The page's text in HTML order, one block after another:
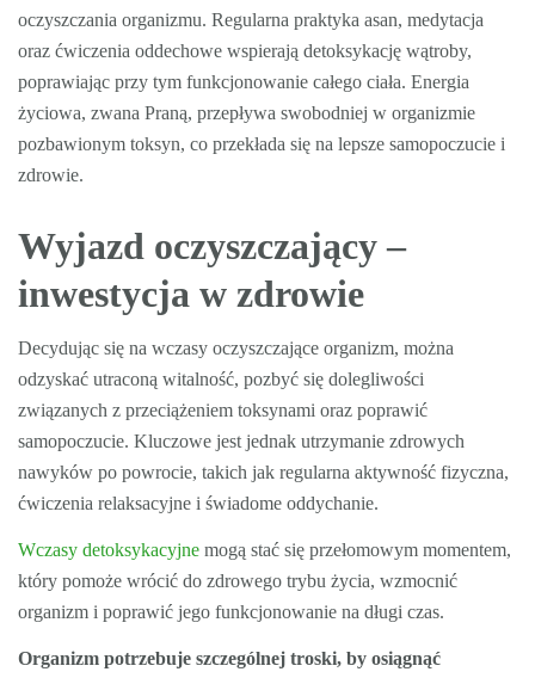
oczyszczania organizmu. Regularna praktyka asan, medytacja
oraz ćwiczenia oddechowe wspierają detoksykację wątroby,
poprawiając przy tym funkcjonowanie całego ciała. Energia
życiowa, zwana Praną, przepływa swobodniej w organizmie
pozbawionym toksyn, co przekłada się na lepsze samopoczucie i
zdrowie.
Wyjazd oczyszczający –
inwestycja w zdrowie
Decydując się na wczasy oczyszczające organizm, można
odzyskać utraconą witalność, pozbyć się dolegliwości
związanych z przeciążeniem toksynami oraz poprawić
samopoczucie. Kluczowe jest jednak utrzymanie zdrowych
nawyków po powrocie, takich jak regularna aktywność fizyczna,
ćwiczenia relaksacyjne i świadome oddychanie.
Wczasy detoksykacyjne mogą stać się przełomowym momentem,
który pomoże wrócić do zdrowego trybu życia, wzmocnić
organizm i poprawić jego funkcjonowanie na długi czas.
Organizm potrzebuje szczególnej troski, by osiągnąć